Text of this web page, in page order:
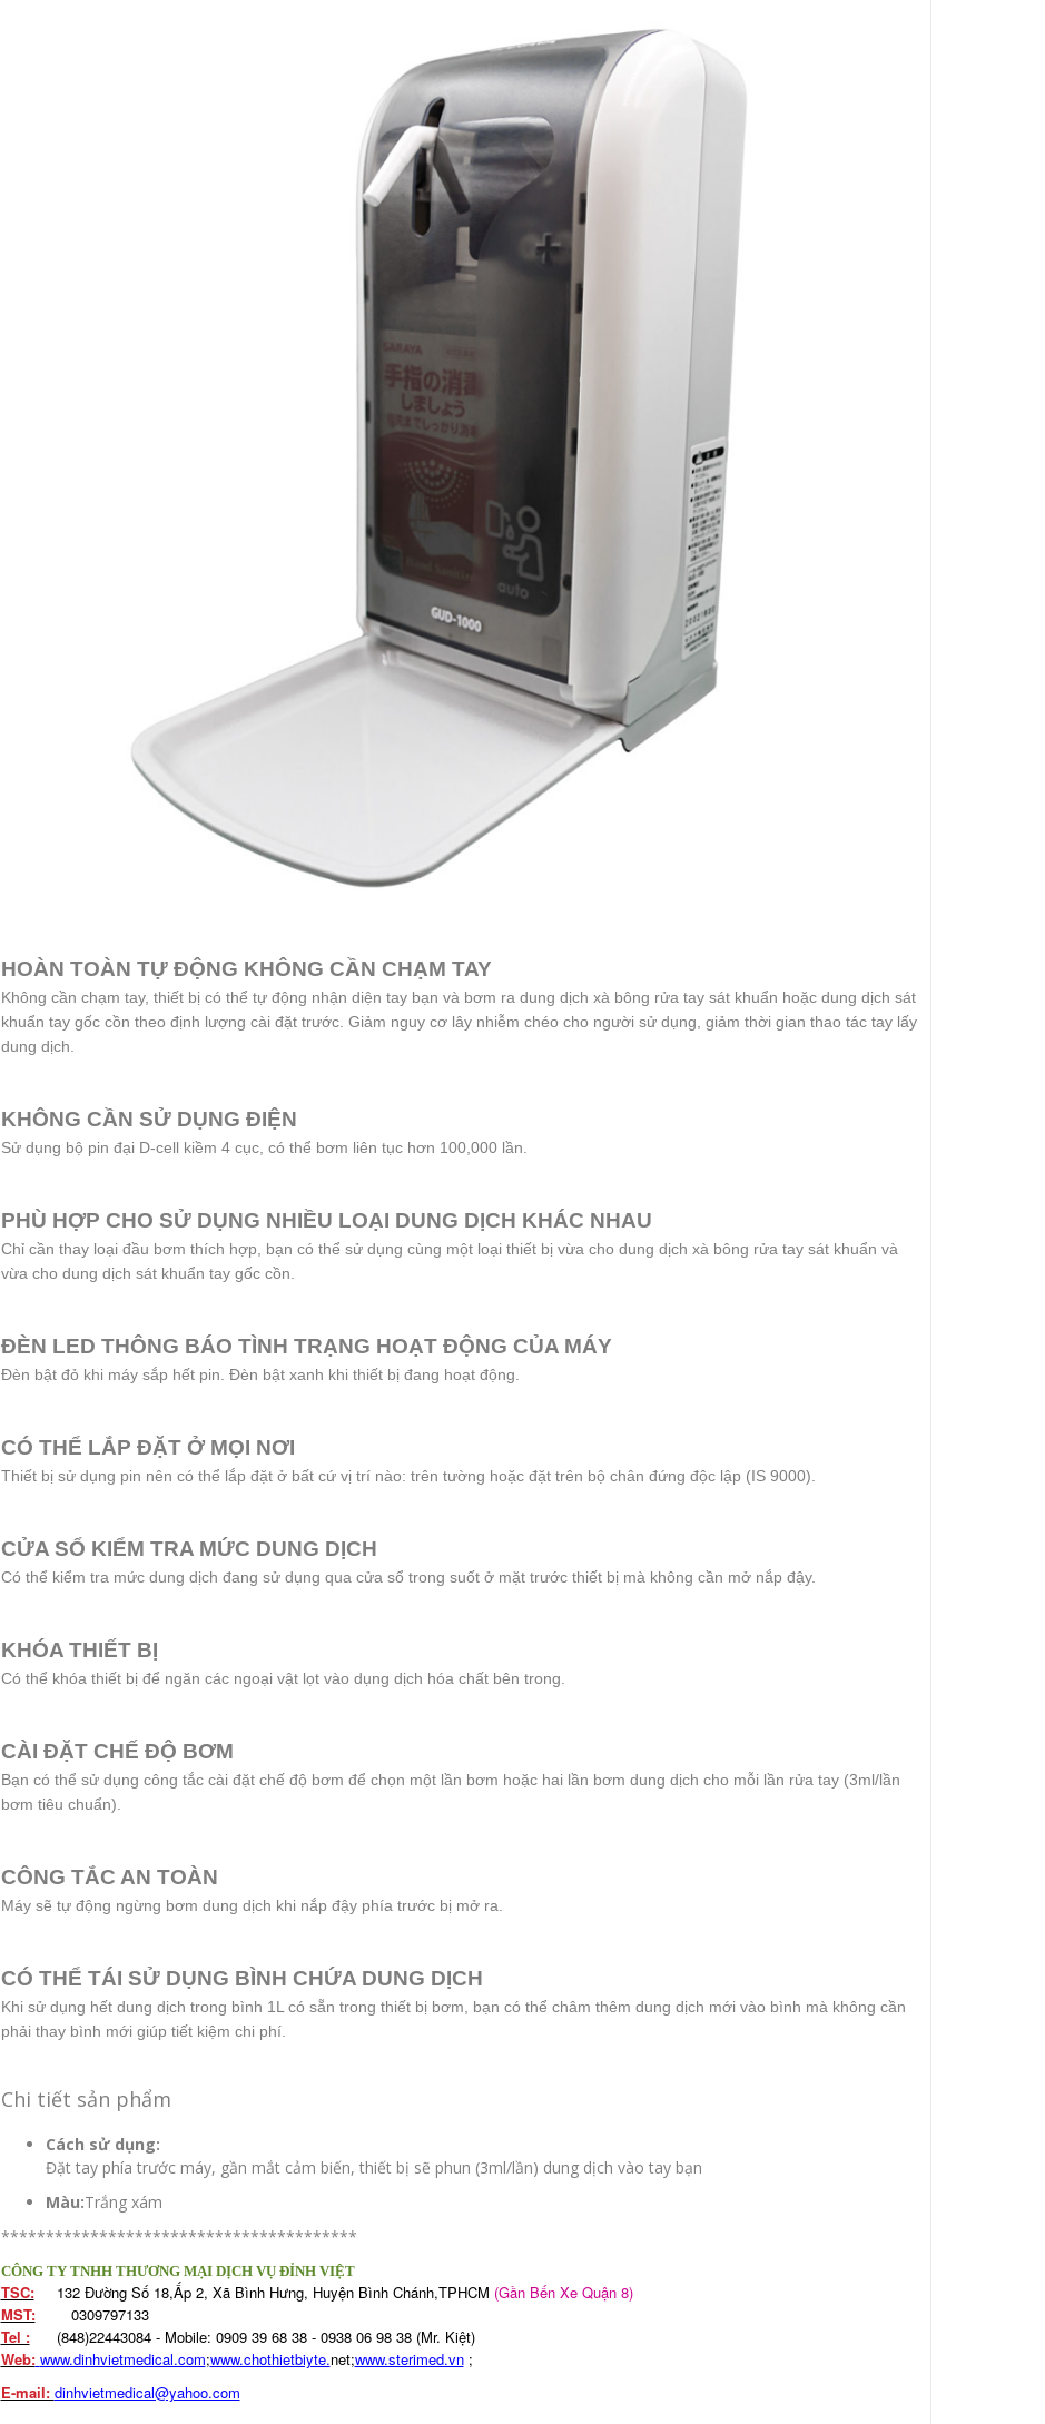
HOÀN TOÀN TỰ ĐỘNG KHÔNG CẦN CHẠM TAY
Không cần chạm tay, thiết bị có thể tự động nhận diện tay bạn và bơm ra dung dịch xà bông rửa tay sát khuẩn hoặc dung dịch sát
khuẩn tay gốc cồn theo định lượng cài đặt trước. Giảm nguy cơ lây nhiễm chéo cho người sử dụng, giảm thời gian thao tác tay lấy
dung dịch.
KHÔNG CẦN SỬ DỤNG ĐIỆN
Sử dụng bộ pin đại D-cell kiềm 4 cục, có thể bơm liên tục hơn 100,000 lần.
PHÙ HỢP CHO SỬ DỤNG NHIỀU LOẠI DUNG DỊCH KHÁC NHAU
Chỉ cần thay loại đầu bơm thích hợp, bạn có thể sử dụng cùng một loại thiết bị vừa cho dung dịch xà bông rửa tay sát khuẩn và
vừa cho dung dịch sát khuẩn tay gốc cồn.
ĐÈN LED THÔNG BÁO TÌNH TRẠNG HOẠT ĐỘNG CỦA MÁY
Đèn bật đỏ khi máy sắp hết pin. Đèn bật xanh khi thiết bị đang hoạt động.
CÓ THỂ LẮP ĐẶT Ở MỌI NƠI
Thiết bị sử dụng pin nên có thể lắp đặt ở bất cứ vị trí nào: trên tường hoặc đặt trên bộ chân đứng độc lập (IS 9000).
CỬA SỔ KIỂM TRA MỨC DUNG DỊCH
Có thể kiểm tra mức dung dịch đang sử dụng qua cửa sổ trong suốt ở mặt trước thiết bị mà không cần mở nắp đậy.
KHÓA THIẾT BỊ
Có thể khóa thiết bị để ngăn các ngoại vật lọt vào dụng dịch hóa chất bên trong.
CÀI ĐẶT CHẾ ĐỘ BƠM
Bạn có thể sử dụng công tắc cài đặt chế độ bơm để chọn một lần bơm hoặc hai lần bơm dung dịch cho mỗi lần rửa tay (3ml/lần
bơm tiêu chuẩn).
CÔNG TẮC AN TOÀN
Máy sẽ tự động ngừng bơm dung dịch khi nắp đậy phía trước bị mở ra.
CÓ THỂ TÁI SỬ DỤNG BÌNH CHỨA DUNG DỊCH
Khi sử dụng hết dung dịch trong bình 1L có sẵn trong thiết bị bơm, bạn có thể châm thêm dung dịch mới vào bình mà không cần
phải thay bình mới giúp tiết kiệm chi phí.
Chi tiết sản phẩm
Cách sử dụng:
Đặt tay phía trước máy, gần mắt cảm biến, thiết bị sẽ phun (3ml/lần) dung dịch vào tay bạn
Màu:Trắng xám
****************************************
CÔNG TY TNHH THƯƠNG MẠI DỊCH VỤ ĐỈNH VIỆT
TSC:132 Đường Số 18,Ấp 2, Xã Bình Hưng, Huyện Bình Chánh,TPHCM (Gần Bến Xe Quận 8)
MST:0309797133
Tel :(848)22443084 - Mobile: 0909 39 68 38 - 0938 06 98 38 (Mr. Kiệt)
Web: www.dinhvietmedical.com;www.chothietbiyte.net;www.sterimed.vn;
E-mail: dinhvietmedical@yahoo.com